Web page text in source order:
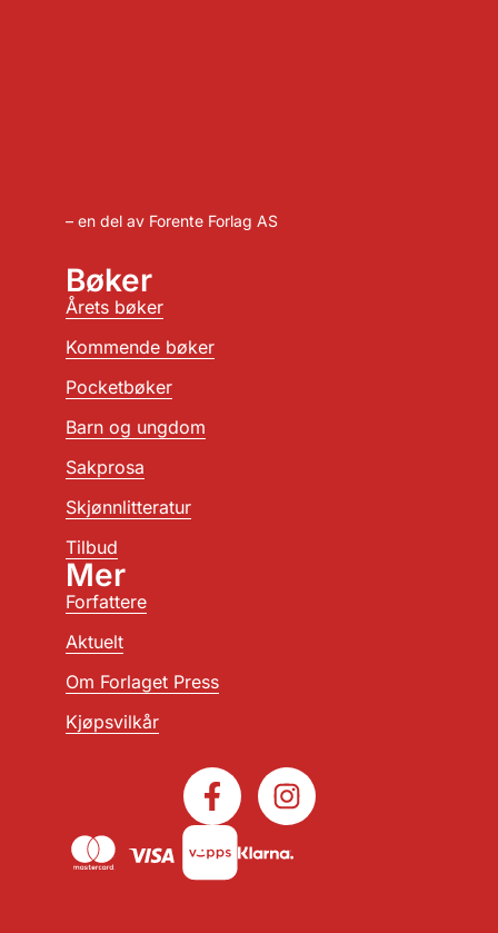
– en del av Forente Forlag AS
Bøker
Årets bøker
Kommende bøker
Pocketbøker
Barn og ungdom
Sakprosa
Skjønnlitteratur
Tilbud
Mer
Forfattere
Aktuelt
Om Forlaget Press
Kjøpsvilkår